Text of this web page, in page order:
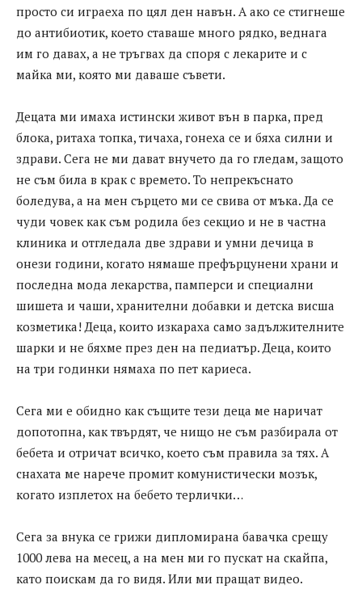
просто си играеха по цял ден навън. А ако се стигнеше
до антибиотик, което ставаше много рядко, веднага
им го давах, а не тръгвах да споря с лекарите и с
майка ми, която ми даваше съвети.
Децата ми имаха истински живот вън в парка, пред
блока, ритаха топка, тичаха, гонеха се и бяха силни и
здрави. Сега не ми дават внучето да го гледам, защото
не съм била в крак с времето. То непрекъснато
боледува, а на мен сърцето ми се свива от мъка. Да се
чуди човек как съм родила без секцио и не в частна
клиника и отгледала две здрави и умни дечица в
онези години, когато нямаше префърцунени храни и
последна мода лекарства, памперси и специални
шишета и чаши, хранителни добавки и детска висша
козметика! Деца, които изкараха само задължителните
шарки и не бяхме през ден на педиатър. Деца, които
на три годинки нямаха по пет кариеса.
Сега ми е обидно как същите тези деца ме наричат
допотопна, как твърдят, че нищо не съм разбирала от
бебета и отричат всичко, което съм правила за тях. А
снахата ме нарече промит комунистически мозък,
когато изплетох на бебето терлички…
Сега за внука се грижи дипломирана бавачка срещу
1000 лева на месец, а на мен ми го пускат на скайпа,
като поискам да го видя. Или ми пращат видео.